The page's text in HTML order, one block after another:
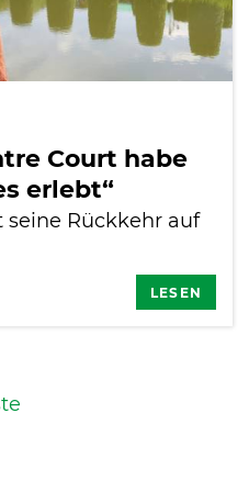
Court habe
erlebt“
seine Rückkehr auf
LESEN